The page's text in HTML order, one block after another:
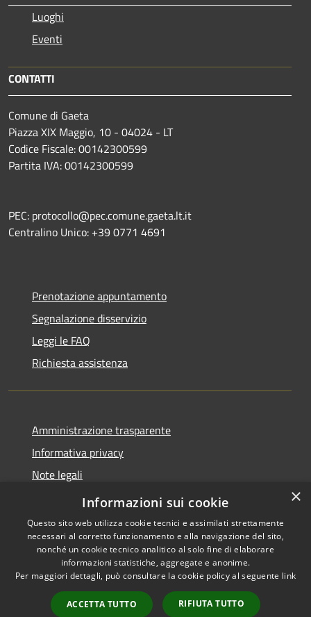
Luoghi
Eventi
CONTATTI
Comune di Gaeta
Piazza XIX Maggio, 10 - 04024 - LT
Codice Fiscale: 00142300599
Partita IVA: 00142300599
PEC: protocollo@pec.comune.gaeta.lt.it
Centralino Unico: +39 0771 4691
Prenotazione appuntamento
Segnalazione disservizio
Leggi le FAQ
Richiesta assistenza
Amministrazione trasparente
Informativa privacy
Note legali
Dichiarazione di accessibilità
Accessibilità
Copyright © 2026 • Gaeta •
Powered byMunicipium
Accesso redazione
×
Informazioni sui cookie
Questo sito web utilizza cookie tecnici e assimilati strettamente
necessari al corretto funzionamento e alla navigazione del sito,
nonché un cookie tecnico analitico al solo fine di elaborare
informazioni statistiche, aggregate e anonime.
Per maggiori dettagli, può consultare la cookie policy al seguente link
ACCETTA TUTTO RIFIUTA TUTTO